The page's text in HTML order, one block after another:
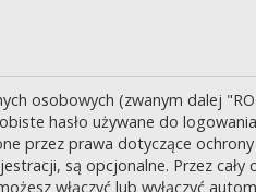
osobowych (zwanym dalej
hasło używane do
przez prawa dotyczące
są opcjonalne. Przez
włączyć lub wyłączyć